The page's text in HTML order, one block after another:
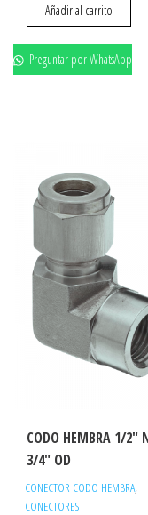
Añadir al carrito
Preguntar por WhatsApp
CODO HEMBRA 1/2″
3/4″ OD
CONECTOR CODO HEMBRA,
CONECTORES